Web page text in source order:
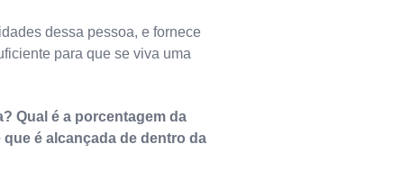
dessa pessoa, e fornece
para que se viva uma
Qual é a porcentagem da
é alcançada de dentro da